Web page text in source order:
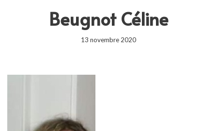
Beugnot Céline
13 novembre 2020